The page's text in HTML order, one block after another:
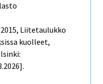
2015, Liitetaulukko
kuolleet,